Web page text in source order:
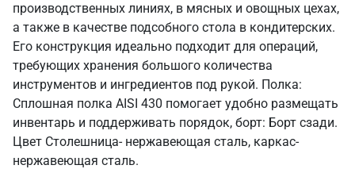
производственных линиях, в мясных и овощных цехах,
а также в качестве подсобного стола в кондитерских.
Его конструкция идеально подходит для операций,
требующих хранения большого количества
инструментов и ингредиентов под рукой. Полка:
Сплошная полка AISI 430 помогает удобно размещать
инвентарь и поддерживать порядок, борт: Борт сзади.
Цвет Столешница- нержавеющая сталь, каркас-
нержавеющая сталь.